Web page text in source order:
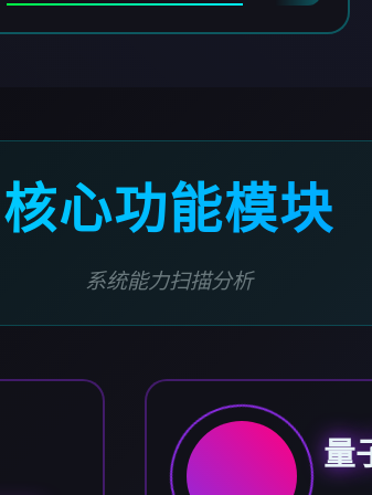
核心功能模块
系统能力扫描分析
量